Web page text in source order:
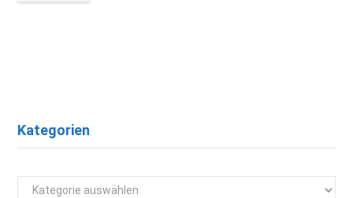
Kategorien
Kategorien